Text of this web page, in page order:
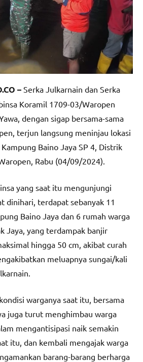
– Serka Julkarnain dan Serka
Koramil 1709-03/Waropen
dengan sigap bersama-sama
terjun langsung meninjau lokasi
Baino Jaya SP 4, Distrik
Rabu (04/09/2024).
yang saat itu mengunjungi
dinihari, terdapat sebanyak 11
Baino Jaya dan 6 rumah warga
Jaya, yang terdampak banjir
hingga 50 cm, akibat curah
meluapnya sungai/kali
warganya saat itu, bersama
juga turut menghimbau warga
mengantisipasi naik semakin
itu, dan kembali mengajak warga
barang-barang berharga